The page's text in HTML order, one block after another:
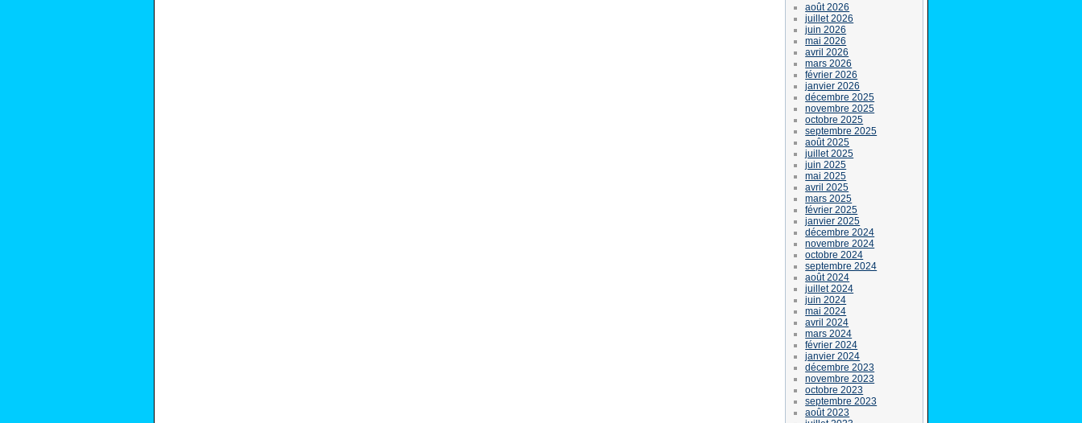
août 2026
juillet 2026
juin 2026
mai 2026
avril 2026
mars 2026
février 2026
janvier 2026
décembre 2025
novembre 2025
octobre 2025
septembre 2025
août 2025
juillet 2025
juin 2025
mai 2025
avril 2025
mars 2025
février 2025
janvier 2025
décembre 2024
novembre 2024
octobre 2024
septembre 2024
août 2024
juillet 2024
juin 2024
mai 2024
avril 2024
mars 2024
février 2024
janvier 2024
décembre 2023
novembre 2023
octobre 2023
septembre 2023
août 2023